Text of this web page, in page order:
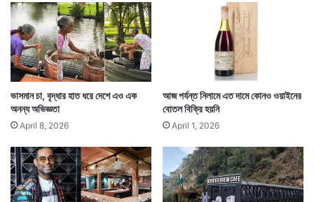
চুল টেনে বাঁধা যাবেনা, যা চুলের গোড়ায় টান ফেলবে। এতে চুল
উঠে যাওয়ার সম্ভাবনা বাড়ে। গোড়া হাল্কা রেখে চুল বাঁধার পরামর্শ
দিচ্ছেন অভিষেক পিলানি।
জ্ঞে
রা
ভাসমান চা, বৃদ্ধার হাত ধরে দেশে এও এক
অনন্য অভিজ্ঞতা
April 8, 2026
আজ পর্যন্ত নিলামে এত দামে কোনও ওয়াইনের
বোতল বিক্রি হয়নি
April 1, 2026